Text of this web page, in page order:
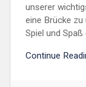
unserer
eine Brücke zu
Spiel und Spaß
Continue